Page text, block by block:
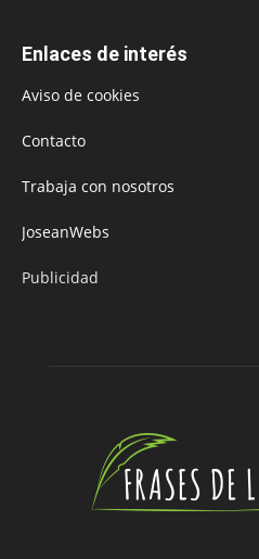
Enlaces de interés
Aviso de cookies
Contacto
Trabaja con nosotros
JoseanWebs
Publicidad